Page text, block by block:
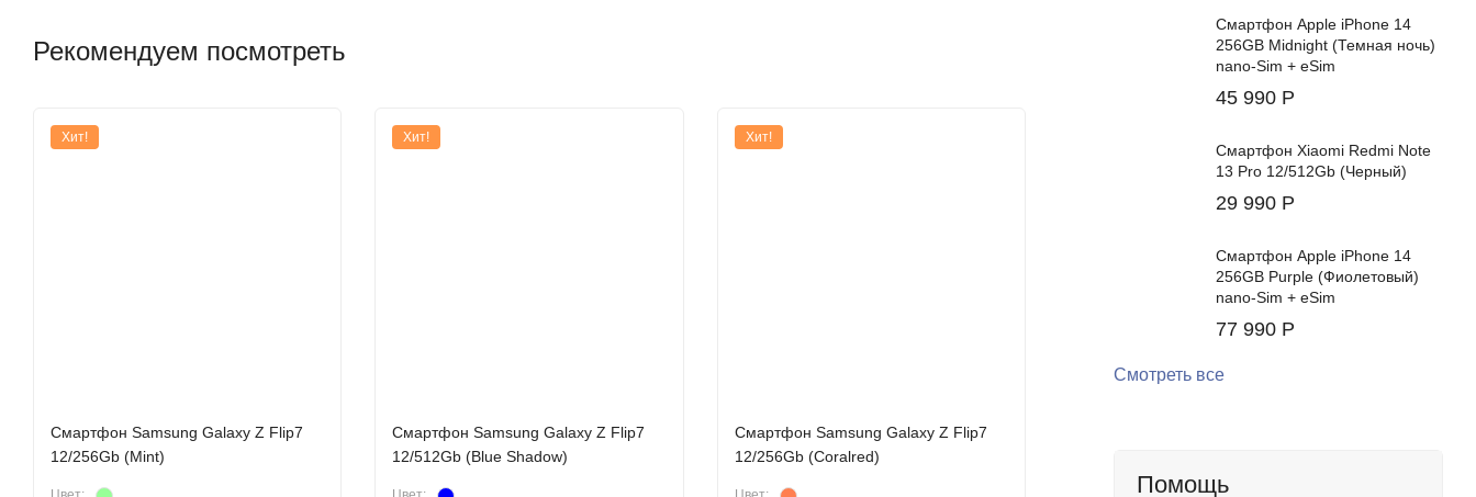
Рекомендуем посмотреть
Хит!
Смартфон Samsung Galaxy Z Flip7
12/256Gb (Mint)
Хит!
Смартфон Samsung Galaxy Z Flip7
12/512Gb (Blue Shadow)
Хит!
Смартфон Samsung Galaxy Z Flip7
12/256Gb (Coralred)
Смартфон Apple iPhone 14
256GB Midnight (Темная ночь)
nano-Sim + eSim
45 990 Р
Смартфон Xiaomi Redmi Note
13 Pro 12/512Gb (Черный)
29 990 Р
Смартфон Apple iPhone 14
256GB Purple (Фиолетовый)
nano-Sim + eSim
77 990 Р
Смотреть все
Помощь